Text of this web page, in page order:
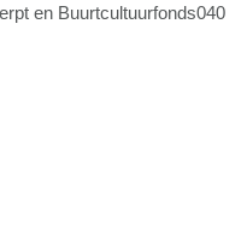
en Buurtcultuurfonds040